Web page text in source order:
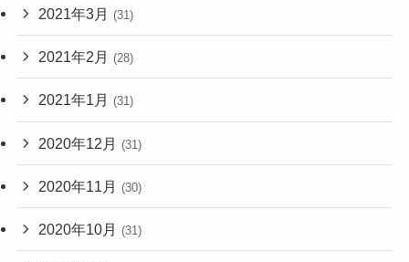
2021年3月 (31)
2021年2月 (28)
2021年1月 (31)
2020年12月 (31)
2020年11月 (30)
2020年10月 (31)